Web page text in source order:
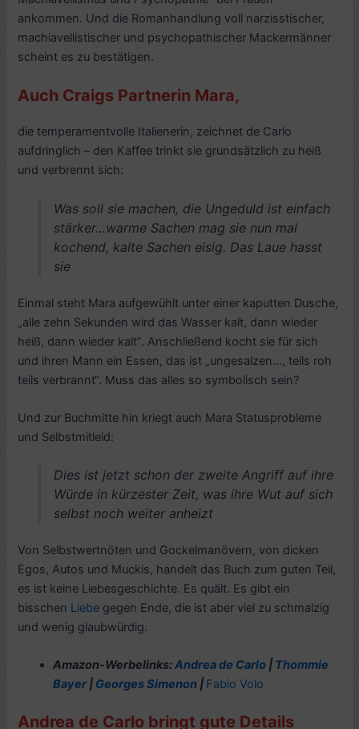
ankommen. Und die Romanhandlung voll narzisstischer,
machiavellistischer und psychopathischer Mackermänner
scheint es zu bestätigen.
Auch Craigs Partnerin Mara,
die temperamentvolle Italienerin, zeichnet de Carlo
aufdringlich – den Kaffee trinkt sie grundsätzlich zu heiß
und verbrennt sich:
Was soll sie machen, die Ungeduld ist einfach
stärker…warme Sachen mag sie nun mal
kochend, kalte Sachen eisig. Das Laue hasst
sie
Einmal steht Mara aufgewühlt unter einer kaputten Dusche,
„alle zehn Sekunden wird das Wasser kalt, dann wieder
heiß, dann wieder kalt”. Anschließend kocht sie für sich
und ihren Mann ein Essen, das ist „ungesalzen…, teils roh
teils verbrannt“. Muss das alles so symbolisch sein?
Und zur Buchmitte hin kriegt auch Mara Statusprobleme
und Selbstmitleid:
Dies ist jetzt schon der zweite Angriff auf ihre
Würde in kürzester Zeit, was ihre Wut auf sich
selbst noch weiter anheizt
Von Selbstwertnöten und Gockelmanövern, von dicken
Egos, Autos und Muckis, handelt das Buch zum guten Teil,
es ist keine Liebesgeschichte. Es quält. Es gibt ein
bisschen Liebe gegen Ende, die ist aber viel zu schmalzig
und wenig glaubwürdig.
Amazon-Werbelinks:Andrea de Carlo | Thommie
Bayer | Georges Simenon | Fabio Volo
Andrea de Carlo bringt gute Details